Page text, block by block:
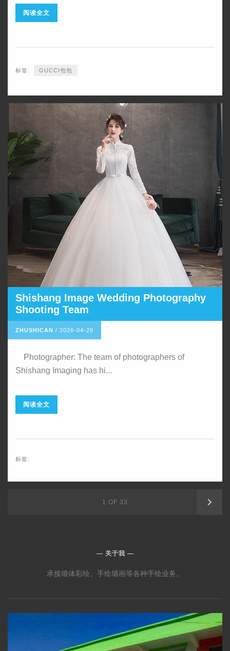
阅读全文
标签: ​GUCCI包包
Shishang Image Wedding Photography
Shooting Team
ZHUSHICAN / 2026-04-28
Photographer: The team of photographers of
Shishang Imaging has hi...
阅读全文
标签:
1 OF 33 下
关于我
承接墙体彩绘、手绘墙画等各种手绘业务。